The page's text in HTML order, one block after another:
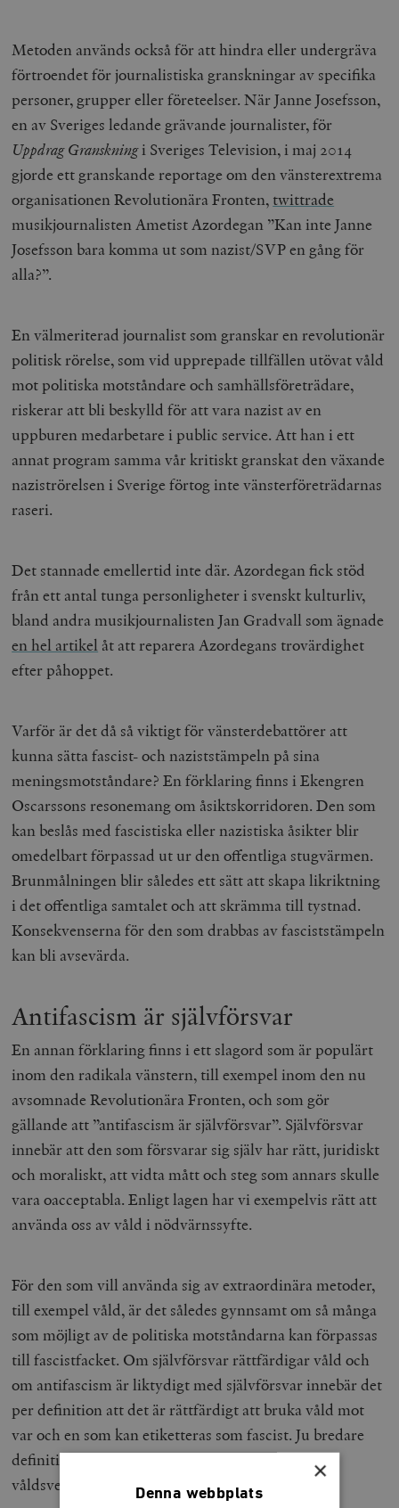
Metoden används också för att hindra eller undergräva
förtroendet för journalistiska granskningar av specifika
personer, grupper eller företeelser. När Janne Josefsson,
en av Sveriges ledande grävande journalister, för
Uppdrag Granskningi Sveriges Television, i maj 2014
gjorde ett granskande reportage om den vänsterextrema
organisationen Revolutionära Fronten, twittrade
musikjournalisten Ametist Azordegan ”Kan inte Janne
Josefsson bara komma ut som nazist/SVP en gång för
alla?”.
En välmeriterad journalist som granskar en revolutionär
politisk rörelse, som vid upprepade tillfällen utövat våld
mot politiska motståndare och samhällsföreträdare,
riskerar att bli beskylld för att vara nazist av en
uppburen medarbetare i public service. Att han i ett
annat program samma vår kritiskt granskat den växande
naziströrelsen i Sverige förtog inte vänsterföreträdarnas
raseri.
Det stannade emellertid inte där. Azordegan fick stöd
från ett antal tunga personligheter i svenskt kulturliv,
bland andra musikjournalisten Jan Gradvall som ägnade
en hel artikel åt att reparera Azordegans trovärdighet
efter påhoppet.
Varför är det då så viktigt för vänsterdebattörer att
kunna sätta fascist- och naziststämpeln på sina
meningsmotståndare? En förklaring finns i Ekengren
Oscarssons resonemang om åsiktskorridoren. Den som
kan beslås med fascistiska eller nazistiska åsikter blir
omedelbart förpassad ut ur den offentliga stugvärmen.
Brunmålningen blir således ett sätt att skapa likriktning
i det offentliga samtalet och att skrämma till tystnad.
Konsekvenserna för den som drabbas av fasciststämpeln
kan bli avsevärda.
Antifascism är självförsvar
En annan förklaring finns i ett slagord som är populärt
inom den radikala vänstern, till exempel inom den nu
avsomnade Revolutionära Fronten, och som gör
gällande att ”antifascism är självförsvar”. Självförsvar
innebär att den som försvarar sig själv har rätt, juridiskt
och moraliskt, att vidta mått och steg som annars skulle
vara oacceptabla. Enligt lagen har vi exempelvis rätt att
använda oss av våld i nödvärnssyfte.
För den som vill använda sig av extraordinära metoder,
till exempel våld, är det således gynnsamt om så många
som möjligt av de politiska motståndarna kan förpassas
till fascistfacket. Om självförsvar rättfärdigar våld och
om antifascism är liktydigt med självförsvar innebär det
per definition att det är rättfärdigt att bruka våld mot
var och en som kan etiketteras som fascist. Ju bredare
definition desto större handlingsutrymme för
våldsverkarna.
×
Denna webbplats